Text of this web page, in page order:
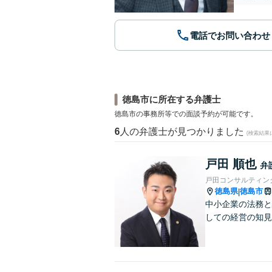
電話でお問い合わせ
徳島市に所在する弁護士
徳島市の事務所等での面談予約が可能です。
6 人の弁護士が見つかりました (検索結果
戸田 順也 弁
戸田コンサルティ
徳島県|徳島市
中小企業の法務
しての経営の知